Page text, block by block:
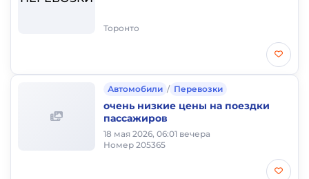
Торонто
Автомобили / Перевозки
oчень низкие цены на поездки
пассажиров
18 мая 2026, 06:01 вечера
Номер 205365